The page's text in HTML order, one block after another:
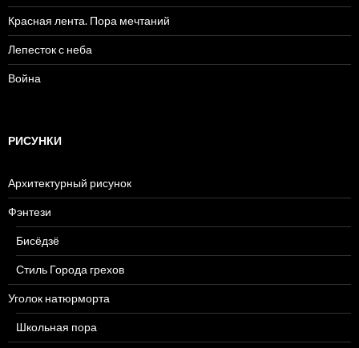
Красная лента. Пора мечтаний
Лепесток с неба
Война
РИСУНКИ
Архитектурный рисунок
Фэнтези
Бисёдзё
Стиль Города грехов
Уголок натюрморта
Школьная пора